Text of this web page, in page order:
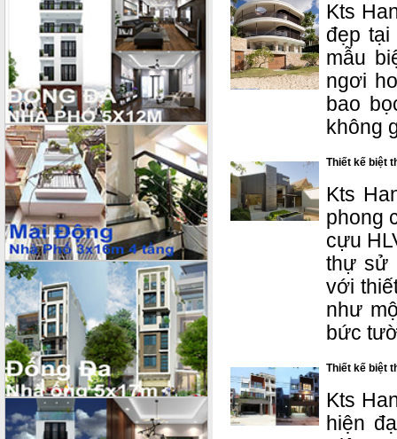
Kts
đẹp
mẫu
ngơi
bao
không
Thiết kế biệt
Kts
phong
cựu
thự sử
với
như
bức
Thiết kế biệt
Kts
hiện